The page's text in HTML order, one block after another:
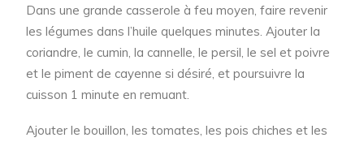
Dans une grande casserole à feu moyen, faire revenir
les légumes dans l’huile quelques minutes. Ajouter la
coriandre, le cumin, la cannelle, le persil, le sel et poivre
et le piment de cayenne si désiré, et poursuivre la
cuisson 1 minute en remuant.
Ajouter le bouillon, les tomates, les pois chiches et les